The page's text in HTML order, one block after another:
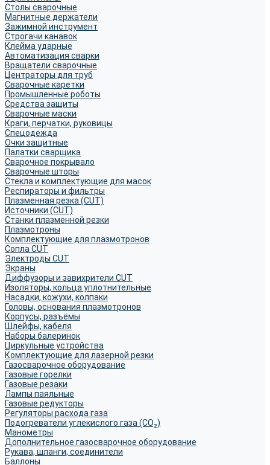
Столы сварочные
Магнитные держатели
Зажимной инструмент
Строгачи канавок
Клейма ударные
Автоматизация сварки
Вращатели сварочные
Центраторы для труб
Сварочные каретки
Промышленные роботы
Средства защиты
Сварочные маски
Краги, перчатки, руковицы
Спецодежда
Очки защитные
Палатки сварщика
Сварочное покрывало
Сварочные шторы
Стекла и комплектующие для масок
Респираторы и фильтры
Плазменная резка (CUT)
Источники (CUT)
Станки плазменной резки
Плазмотроны
Комплектующие для плазмотронов
Сопла CUT
Электроды CUT
Экраны
Диффузоры и завихрители CUT
Изоляторы, кольца уплотнительные
Насадки, кожухи, колпаки
Головы, основания плазмотронов
Корпусы, разъёмы
Шлейфы, кабеля
Наборы балеринок
Циркульные устройства
Комплектующие для лазерной резки
Газосварочное оборудование
Газовые горелки
Газовые резаки
Лампы паяльные
Газовые редукторы
Регуляторы расхода газа
Подогреватели углекислого газа (CO₂)
Манометры
Дополнительное газосварочное оборудование
Рукава, шланги, соединители
Баллоны